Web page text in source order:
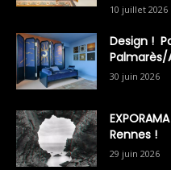
10 juillet 2026
Design !
Palmarès/
30 juin 2026
Rennes !
29 juin 2026